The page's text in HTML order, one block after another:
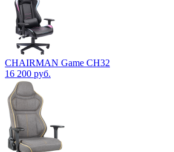
CHAIRMAN Game CH32
16 200 руб.